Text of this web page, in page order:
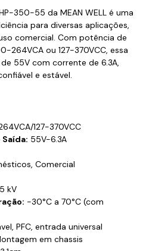
350-55 da MEAN WELL é uma
para diversas aplicações,
comercial. Com potência de
264VCA ou 127-370VCC, essa
55V com corrente de 6.3A,
e estável.
127-370VCC
55V-6.3A
Comercial
kV
-30°C a 70°C (com
PFC, entrada universal
em chassis